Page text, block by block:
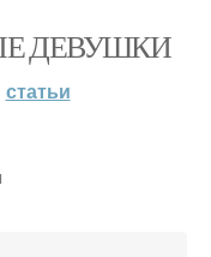
ДЕВУШКИ
статьи